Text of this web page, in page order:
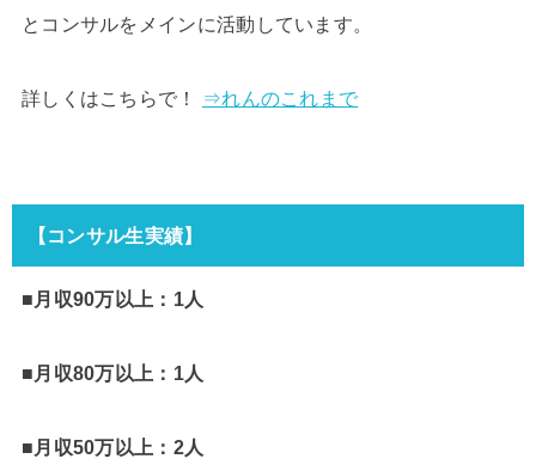
とコンサルをメインに活動しています。
詳しくはこちらで！ ⇒れんのこれまで
【コンサル生実績】
■月収90万以上：1人
■月収80万以上：1人
■月収50万以上：2人